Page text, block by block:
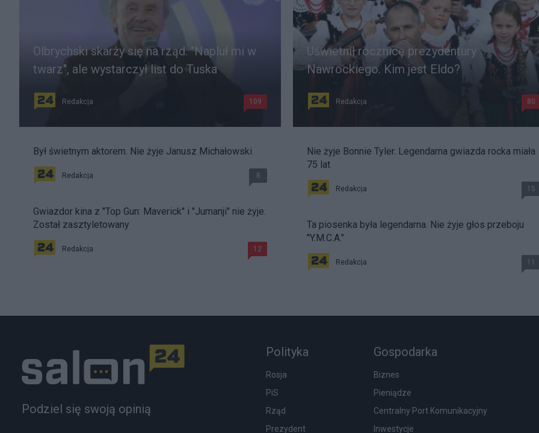
Olbrychski skarży się na rząd. "Napluł mi w
twarz", ale wystarczył list do Tuska
Redakcja 109
Był świetnym aktorem. Nie żyje Janusz Michałowski
Redakcja 8
Gwiazdor kina z "Top Gun: Maverick" i "Jumanji" nie żyje.
Został zasztyletowany
Redakcja 12
Uświetnił rocznicę prezydentury
Nawrockiego. Kim jest Eldo?
Redakcja 80
Nie żyje Bonnie Tyler. Legendarna gwiazda rocka miała
75 lat
Redakcja 15
Ta piosenka była legendarna. Nie żyje głos przeboju
"Y.M.C.A."
Redakcja 11
Podziel się swoją opinią
Polityka
Rosja
PiS
Rząd
Prezydent
Gospodarka
Biznes
Pieniądze
Centralny Port Komunikacyjny
Inwestycje